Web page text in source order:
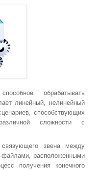
обрабатывать
линейный, нелинейный
способствующих
сложности с
звена между
расположенными
получения конечного